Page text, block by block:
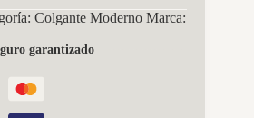
Colgante Moderno Marca:
garantizado